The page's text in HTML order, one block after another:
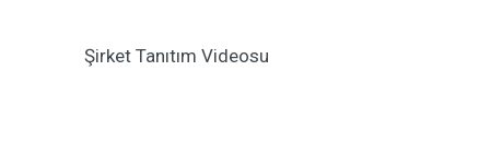
Şirket Tanıtım Videosu